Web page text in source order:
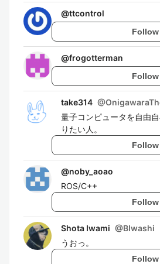
@ttcontrol
Follow
@frogotterman
Follow
take314 @
量子コンピュータを自由
りたい人。
Follow
@noby_aoao
ROS/C++
Follow
Shota Iwami @BIwashi
うおっ。
Follow